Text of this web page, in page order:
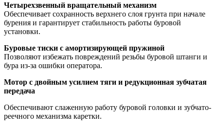
Четырехзвенный вращательный механизм
Обеспечивает сохранность верхнего слоя грунта при начале
бурения и гарантирует стабильность работы буровой
установки.
Буровые тиски с амортизирующей пружиной
Позволяют избежать повреждений резьбы буровой штанги и
бура из-за ошибки оператора.
Мотор с двойным усилием тяги и редукционная зубчатая
передача
Обеспечивают слаженную работу буровой головки и зубчато-
реечного механизма каретки.